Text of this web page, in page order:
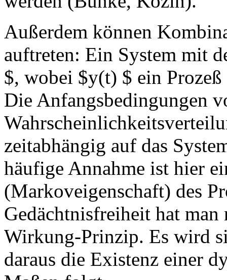
Außerdem können
auftreten: Ein System mit
$, wobei $y(t) $ ein
Die Anfangsbedingungen
zeitabhängig auf das
häufige Annahme ist hier
(Markoveigenschaft) des
Gedächtnisfreiheit hat man
Wirkung-Prinzip. Es wird
daraus die Existenz einer